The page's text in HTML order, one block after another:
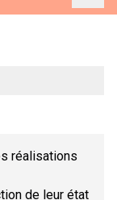
réalisations
de leur état